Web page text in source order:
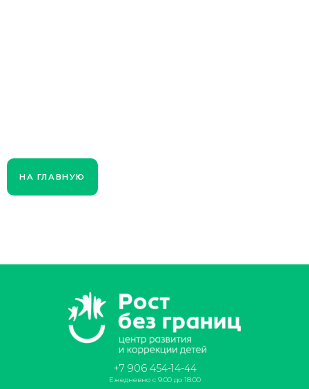
НА ГЛАВНУЮ
+7 906 454-14-44
Ежедневно с 9:00 до 18:00